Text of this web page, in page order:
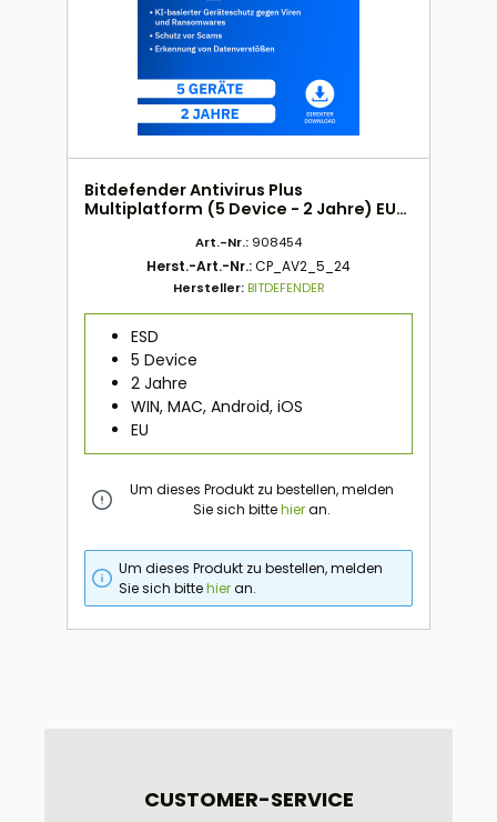
CUSTOMER-SERVICE
Bitdefender Antivirus Plus
Multiplatform (5 Device - 2 Jahre) EU
Art.-Nr.: 908454
Herst.-Art.-Nr.:CP_AV2_5_24
Hersteller:BITDEFENDER
ESD
5 Device
2 Jahre
WIN, MAC, Android, iOS
EU
Um dieses Produkt zu bestellen, melden
Sie sich bittehieran.
Um dieses Produkt zu bestellen, melden
Sie sich bittehieran.